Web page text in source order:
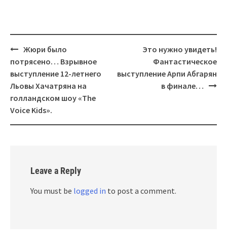
Post
navigation
Жюри было
потрясено… Взрывное
выступление 12-летнего
Льовы Хачатряна на
голландском шоу «The
Voice Kids».
Это нужно увидеть!
Фантастическое
выступление Арпи Абгарян
в финале…
Leave a Reply
You must be logged in to post a comment.